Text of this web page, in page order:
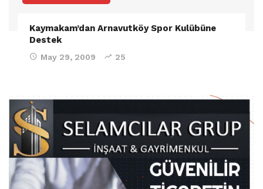
Kaymakam’dan Arnavutköy Spor Kulübüne
Destek
May 29, 2009 25